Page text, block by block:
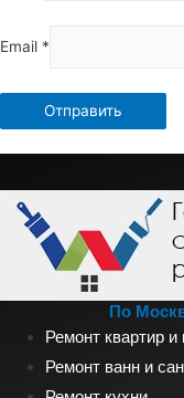
Email *
По
Ремонт квартир и
Ремонт ванн и